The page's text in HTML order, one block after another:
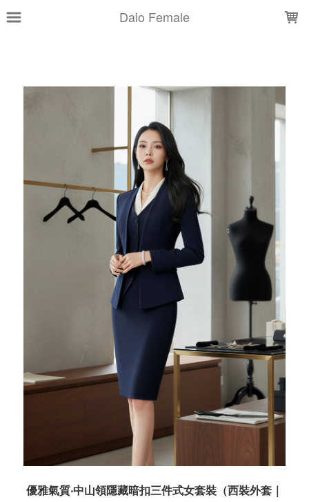
Daio Female
優雅氣質‧中山領隱藏暗扣三件式女套裝（西裝外套｜